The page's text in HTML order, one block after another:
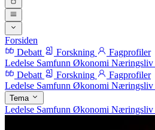
Forsiden
Debatt
Forskning
Fagprofiler
Ledelse Samfunn Økonomi Næringsliv
Debatt
Forskning
Fagprofiler
Ledelse Samfunn Økonomi Næringsliv
Tema
Ledelse Samfunn Økonomi Næringsliv